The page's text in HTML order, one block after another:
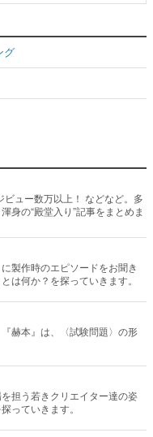
グ
ュー数万以上！ などなど。多
身の“殿堂入り”記事をまとめま
製作時のエピソードをお聞き
は何か？を探っていきます。
赫本』は、〈試験問題〉の形
担う若きクリエイター達の姿
っていきます。